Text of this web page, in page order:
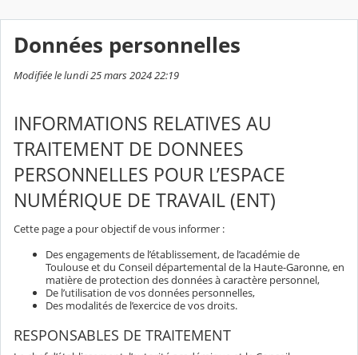
Données personnelles
Modifiée le lundi 25 mars 2024 22:19
INFORMATIONS RELATIVES AU
TRAITEMENT DE DONNEES
PERSONNELLES POUR L’ESPACE
NUMÉRIQUE DE TRAVAIL (ENT)
Cette page a pour objectif de vous informer :
Des engagements de l’établissement, de l’académie de
Toulouse et du Conseil départemental de la Haute-Garonne, en
matière de protection des données à caractère personnel,
De l’utilisation de vos données personnelles,
Des modalités de l’exercice de vos droits.
RESPONSABLES DE TRAITEMENT